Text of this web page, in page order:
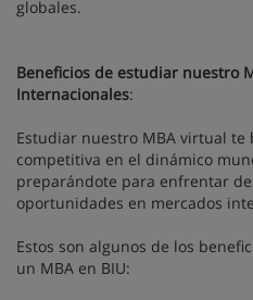
globales.
Beneficios de estudiar nuestro
Internacionales:
Estudiar nuestro MBA virtual te
competitiva en el dinámico
preparándote para enfrentar
oportunidades en mercados
Estos son algunos de los
un MBA en BIU: